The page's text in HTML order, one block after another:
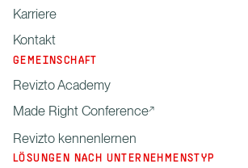
Karriere
Kontakt
GEMEINSCHAFT
Revizto Academy
Made Right Conference
Revizto kennenlernen
LÖSUNGEN NACH UNTERNEHMENSTYP